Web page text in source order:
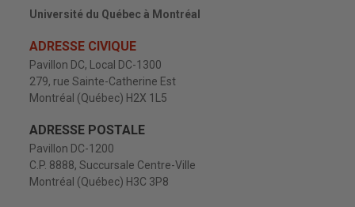
Université du Québec à Montréal
ADRESSE CIVIQUE
Pavillon DC, Local DC-1300
279, rue Sainte-Catherine Est
Montréal (Québec) H2X 1L5
ADRESSE POSTALE
Pavillon DC-1200
C.P. 8888, Succursale Centre-Ville
Montréal (Québec) H3C 3P8